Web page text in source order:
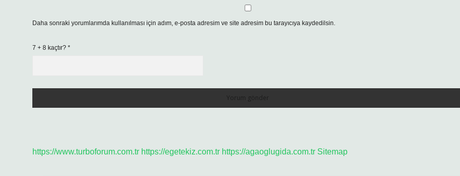
Daha sonraki yorumlarımda kullanılması için adım, e-posta adresim ve site adresim bu tarayıcıya kaydedilsin.
7 + 8 kaçtır? *
https://www.turboforum.com.tr https://egetekiz.com.tr https://agaoglugida.com.tr Sitemap